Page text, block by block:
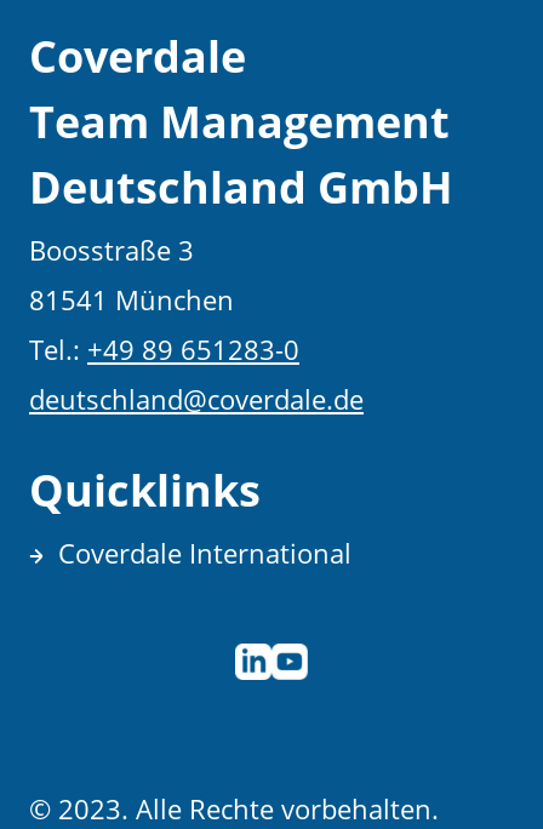
Coverdale
Team Management
Deutschland GmbH
Boosstraße 3
81541 München
Tel.: +49 89 651283-0
deutschland@coverdale.de
Quicklinks
Coverdale International
© 2023. Alle Rechte vorbehalten.